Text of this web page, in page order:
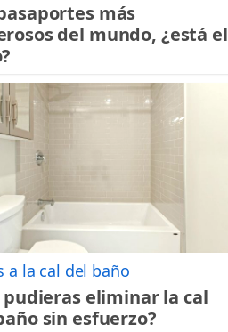
más
del mundo, ¿está el
a la cal del baño
pudieras eliminar la cal
sin esfuerzo?